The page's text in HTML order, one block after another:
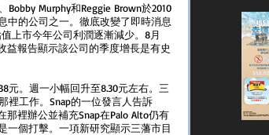
Bobby Murphy和Reggie Brown於2010
中的公司之一。徹底改變了即時消息
上市今年公司利潤逐漸減少。8月
益報告顯示該公司的季度增長是有史
元。週一小幅回升至8.30元左右。三
裡工作。Snap的一位發言人告訴
裡辦公並補充Snap在Palo Alto仍有
一個打擊。一項新研究顯示三藩市目